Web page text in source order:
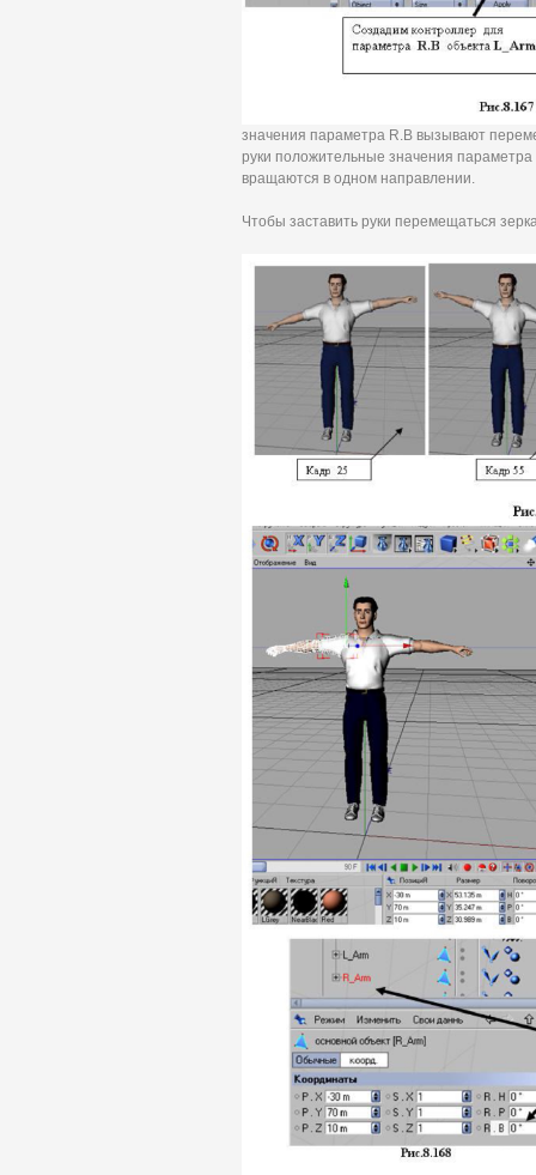
значения параметра R.B вызывают
руки положительные значения
вращаются в одном направлении.
Чтобы заставить руки перемещаться